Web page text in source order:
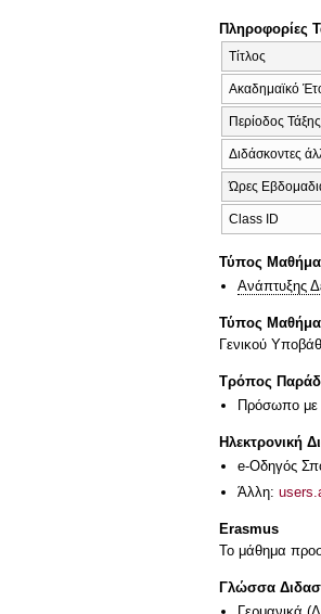
Πληροφορίες
Τίτλος
Ακαδημαϊκό
Περίοδος Τάξης
Διδάσκοντες
Ώρες
Class ID
Τύπος
Ανάπτυξης
Τύπος
Γενικού
Τρόπος
Πρόσωπο
Ηλεκτρονική
e-Οδηγός
Άλλη:
Erasmus
Το μάθημα
Γλώσσα